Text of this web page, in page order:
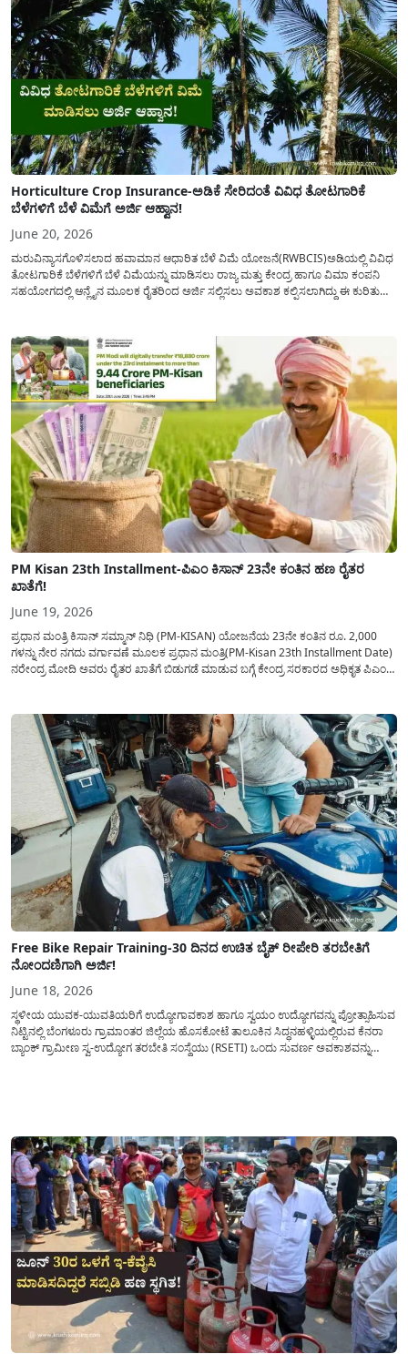
Horticulture Crop Insurance-ಅಡಿಕೆ ಸೇರಿದಂತೆ ವಿವಿಧ ತೋಟಗಾರಿಕೆ
ಬೆಳೆಗಳಿಗೆ ಬೆಳೆ ವಿಮೆಗೆ ಅರ್ಜಿ ಆಹ್ವಾನ!
June 20, 2026
ಮರುವಿನ್ಯಾಸಗೊಳಿಸಲಾದ ಹವಾಮಾನ ಆಧಾರಿತ ಬೆಳೆ ವಿಮೆ ಯೋಜನೆ(RWBCIS)ಅಡಿಯಲ್ಲಿ ವಿವಿಧ
ತೋಟಗಾರಿಕೆ ಬೆಳೆಗಳಿಗೆ ಬೆಳೆ ವಿಮೆಯನ್ನು ಮಾಡಿಸಲು ರಾಜ್ಯ ಮತ್ತು ಕೇಂದ್ರ ಹಾಗೂ ವಿಮಾ ಕಂಪನಿ
ಸಹಯೋಗದಲ್ಲಿ ಆನ್ಲೈನ ಮೂಲಕ ರೈತರಿಂದ ಅರ್ಜಿ ಸಲ್ಲಿಸಲು ಅವಕಾಶ ಕಲ್ಪಿಸಲಾಗಿದ್ದು ಈ ಕುರಿತು
PM Kisan 23th Installment-ಪಿಎಂ ಕಿಸಾನ್ 23ನೇ ಕಂತಿನ ಹಣ ರೈತರ
ಖಾತೆಗೆ!
June 19, 2026
ಪ್ರಧಾನ ಮಂತ್ರಿ ಕಿಸಾನ್ ಸಮ್ಮಾನ್ ನಿಧಿ (PM-KISAN) ಯೋಜನೆಯ 23ನೇ ಕಂತಿನ ರೂ. 2,000
ಗಳನ್ನು ನೇರ ನಗದು ವರ್ಗಾವಣೆ ಮೂಲಕ ಪ್ರಧಾನ ಮಂತ್ರಿ(PM-Kisan 23th Installment Date)
ನರೇಂದ್ರ ಮೋದಿ ಅವರು ರೈತರ ಖಾತೆಗೆ ಬಿಡುಗಡೆ ಮಾಡುವ ಬಗ್ಗೆ ಕೇಂದ್ರ ಸರಕಾರದ ಅಧಿಕೃತ ಪಿಎಂ
Free Bike Repair Training-30 ದಿನದ ಉಚಿತ ಬೈಕ್ ರೀಪೇರಿ ತರಬೇತಿಗೆ
ನೋಂದಣಿಗಾಗಿ ಅರ್ಜಿ!
June 18, 2026
ಸ್ಥಳೀಯ ಯುವಕ-ಯುವತಿಯರಿಗೆ ಉದ್ಯೋಗಾವಕಾಶ ಹಾಗೂ ಸ್ವಯಂ ಉದ್ಯೋಗವನ್ನು ಪ್ರೋತ್ಸಾಹಿಸುವ
ನಿಟ್ಟಿನಲ್ಲಿ ಬೆಂಗಳೂರು ಗ್ರಾಮಾಂತರ ಜಿಲ್ಲೆಯ ಹೊಸಕೋಟೆ ತಾಲೂಕಿನ ಸಿದ್ಧನಹಳ್ಳಿಯಲ್ಲಿರುವ ಕೆನರಾ
ಬ್ಯಾಂಕ್ ಗ್ರಾಮೀಣ ಸ್ವ-ಉದ್ಯೋಗ ತರಬೇತಿ ಸಂಸ್ಥೆಯು (RSETI) ಒಂದು ಸುವರ್ಣ ಅವಕಾಶವನ್ನು